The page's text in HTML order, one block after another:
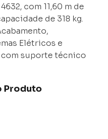
com 11,60 m de
de 318 kg.
Elétricos e
com suporte técnico
Produto